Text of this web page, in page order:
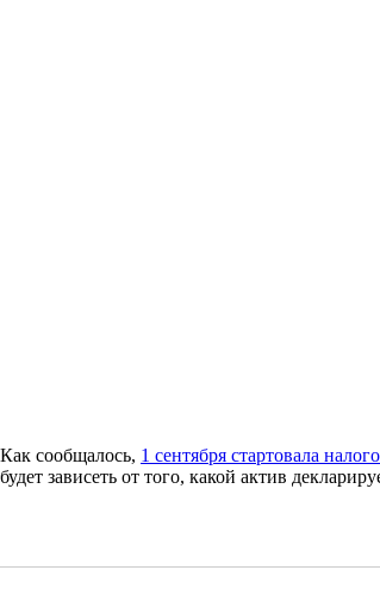
Как сообщалось, 1 сентября стартовала
будет зависеть от того, какой актив